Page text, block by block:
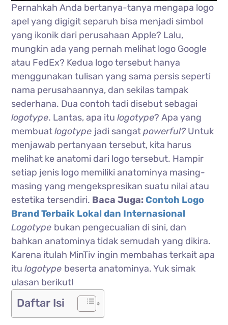
Pernahkah Anda bertanya-tanya mengapa logo
apel yang digigit separuh bisa menjadi simbol
yang ikonik dari perusahaan Apple? Lalu,
mungkin ada yang pernah melihat logo Google
atau FedEx? Kedua logo tersebut hanya
menggunakan tulisan yang sama persis seperti
nama perusahaannya, dan sekilas tampak
sederhana. Dua contoh tadi disebut sebagai
logotype. Lantas, apa itulogotype? Apa yang
membuatlogotype jadi sangatpowerful? Untuk
menjawab pertanyaan tersebut, kita harus
melihat ke anatomi dari logo tersebut. Hampir
setiap jenis logo memiliki anatominya masing-
masing yang mengekspresikan suatu nilai atau
estetika tersendiri. Baca Juga:Contoh Logo
Brand Terbaik Lokal dan Internasional
Logotype bukan pengecualian di sini, dan
bahkan anatominya tidak semudah yang dikira.
Karena itulah MinTiv ingin membahas terkait apa
itulogotype beserta anatominya. Yuk simak
ulasan berikut!
Daftar Isi